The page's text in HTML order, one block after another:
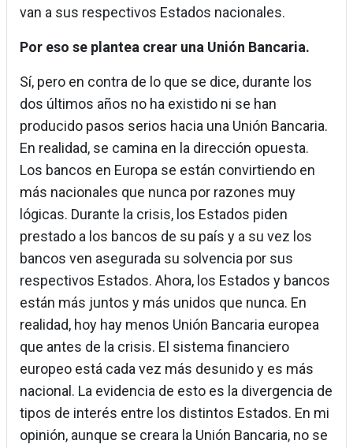
van a sus respectivos Estados nacionales.
Por eso se plantea crear una Unión Bancaria.
Sí, pero en contra de lo que se dice, durante los
dos últimos años no ha existido ni se han
producido pasos serios hacia una Unión Bancaria.
En realidad, se camina en la dirección opuesta.
Los bancos en Europa se están convirtiendo en
más nacionales que nunca por razones muy
lógicas. Durante la crisis, los Estados piden
prestado a los bancos de su país y a su vez los
bancos ven asegurada su solvencia por sus
respectivos Estados. Ahora, los Estados y bancos
están más juntos y más unidos que nunca. En
realidad, hoy hay menos Unión Bancaria europea
que antes de la crisis. El sistema financiero
europeo está cada vez más desunido y es más
nacional. La evidencia de esto es la divergencia de
tipos de interés entre los distintos Estados. En mi
opinión, aunque se creara la Unión Bancaria, no se